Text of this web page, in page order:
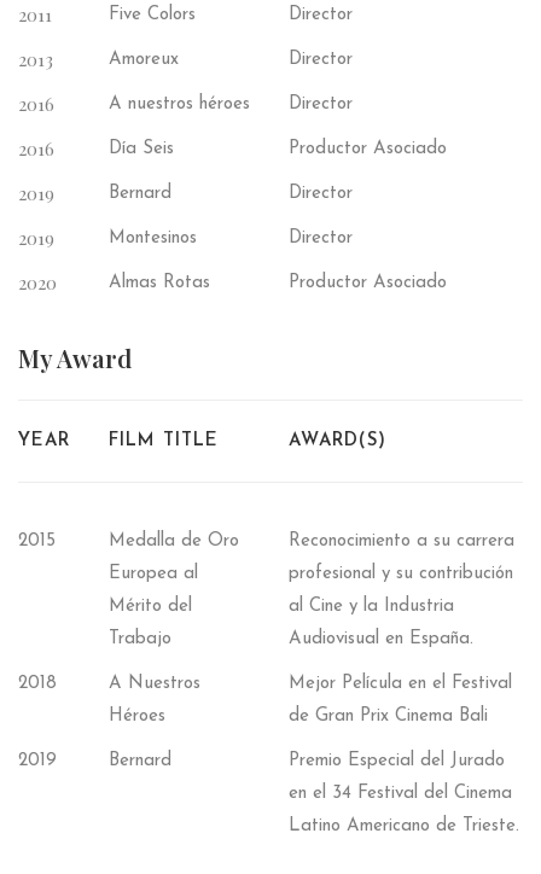
2011 Five Colors Director
2013 Amoreux Director
2016 A nuestros héroes Director
2016 Día Seis Productor Asociado
2019 Bernard Director
2019 Montesinos Director
2020 Almas Rotas Productor Asociado
MyAward
YEAR FILM TITLE AWARD(S)
2015
Medalla de Oro
Europea al
Mérito del
Trabajo
Reconocimiento a su carrera
profesional y su contribución
al Cine y la Industria
Audiovisual en España.
2018
A Nuestros
Héroes
Mejor Película en el Festival
de Gran Prix Cinema Bali
2019 Bernard
Premio Especial del Jurado
en el 34 Festival del Cinema
Latino Americano de Trieste.